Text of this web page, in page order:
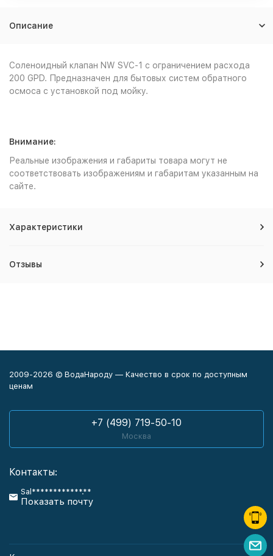
Описание
Соленоидный клапан NW SVС-1 с ограничением расхода
200 GPD. Предназначен для бытовых систем обратного
осмоса с установкой под мойку.
Внимание:
Реальные изображения и габариты товара могут не
соответствовать изображениям и габаритам указанным на
сайте.
Характеристики
Отзывы
2009-2026 © ВодаНароду — Качество в срок по доступным
ценам
+7 (499) 719-50-10
Москва
Контакты:
Sal************.**
Показать почту